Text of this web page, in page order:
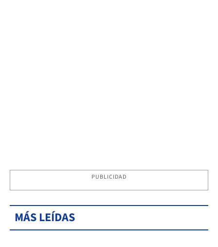
PUBLICIDAD
MÁS LEÍDAS